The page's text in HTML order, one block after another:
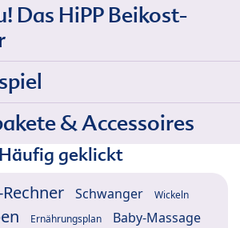
Das HiPP Beikost-
& Accessoires
Häufig geklickt
Schwanger Wickeln
Ernährungsplan Baby-Massage